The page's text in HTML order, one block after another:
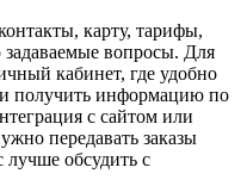
карту, тарифы,
задаваемые вопросы. Для
кабинет, где удобно
и получить информацию по
с сайтом или
передавать заказы
лучше обсудить с